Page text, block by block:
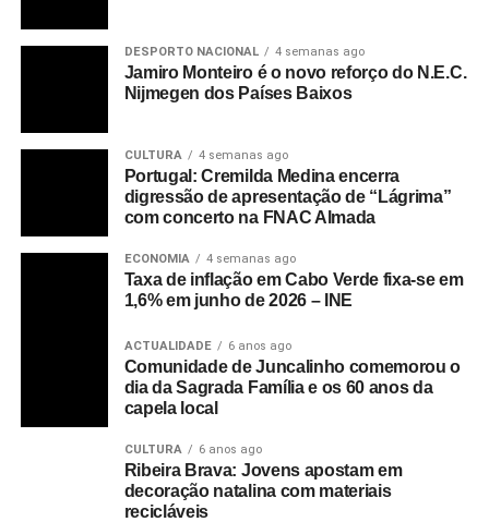
DESPORTO NACIONAL 4 semanas ago
Jamiro Monteiro é o novo reforço do N.E.C.
Nijmegen dos Países Baixos
CULTURA 4 semanas ago
Portugal: Cremilda Medina encerra
digressão de apresentação de “Lágrima”
com concerto na FNAC Almada
ECONOMIA 4 semanas ago
Taxa de inflação em Cabo Verde fixa-se em
1,6% em junho de 2026 – INE
ACTUALIDADE 6 anos ago
Comunidade de Juncalinho comemorou o
dia da Sagrada Família e os 60 anos da
capela local
CULTURA 6 anos ago
Ribeira Brava: Jovens apostam em
decoração natalina com materiais
recicláveis